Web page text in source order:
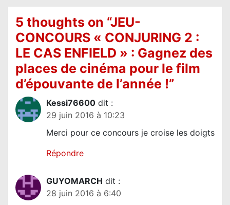
5 thoughts on “JEU-
CONCOURS « CONJURING 2 :
LE CAS ENFIELD » : Gagnez des
places de cinéma pour le film
d’épouvante de l’année !”
Kessi76600 dit :
29 juin 2016 à 10:23
Merci pour ce concours je croise les doigts
Répondre
GUYOMARCH dit :
28 juin 2016 à 6:40